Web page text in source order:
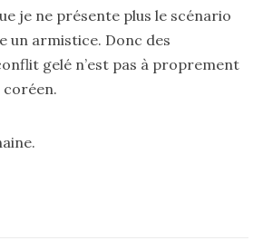
je ne présente plus le scénario
un armistice. Donc des
gelé n’est pas à proprement